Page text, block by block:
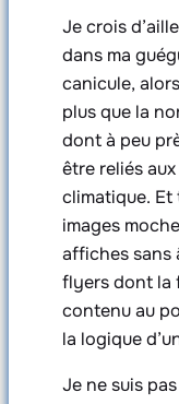
Je crois
dans ma
canicule,
plus que la
dont à peu
être reliés
climatique. Et
images
affiches sans
flyers dont la
contenu au
la logique
Je ne suis